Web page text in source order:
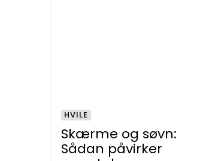
Skærme og søvn:
Sådan påvirker
HVILE